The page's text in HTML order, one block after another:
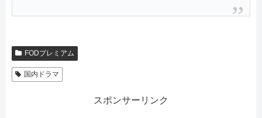
FODプレミアム
国内ドラマ
スポンサーリンク